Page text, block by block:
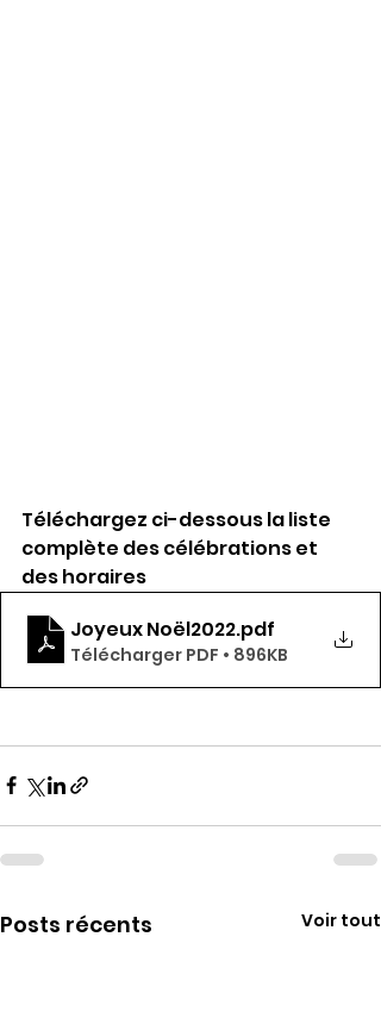
Téléchargez ci-dessous la liste
complète des célébrations et
des horaires
Joyeux Noël2022.pdf
Télécharger PDF • 896KB
Posts récents Voir tout